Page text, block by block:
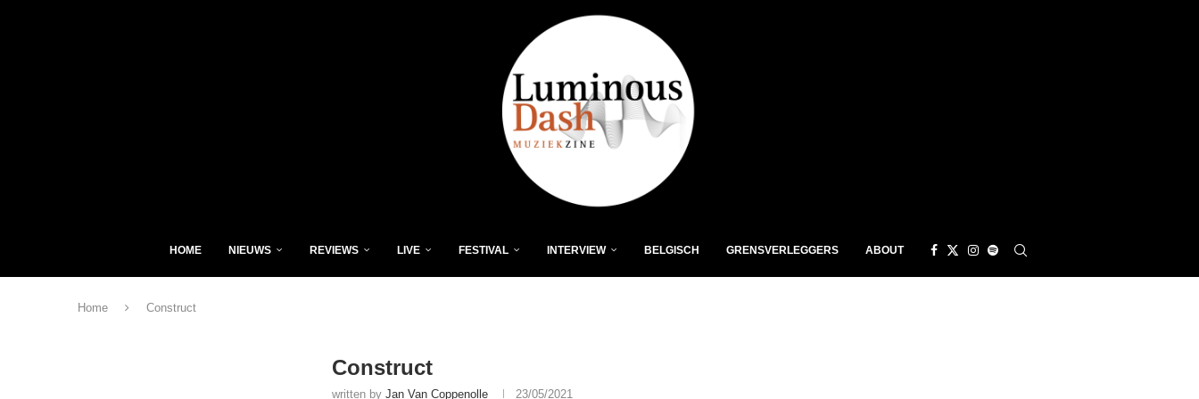
HOME NIEUWS REVIEWS LIVE FESTIVAL INTERVIEW BELGISCH GRENSVERLEGGERS ABOUT
Home Construct
Construct
written by Jan Van Coppenolle 23/05/2021